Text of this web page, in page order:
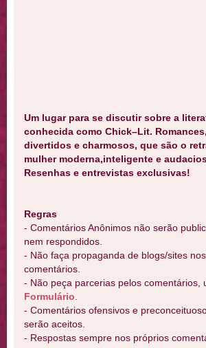
Um lugar para se discutir sobre a
conhecida como Chick–Lit.
divertidos e charmosos, que são o
mulher moderna,inteligente e
Resenhas e entrevistas exclusivas!
Regras
- Comentários Anônimos não serão
nem respondidos.
- Não faça propaganda de blogs/sites nos
comentários.
- Não peça parcerias pelos comentários,
Formulário
- Comentários ofensivos e
serão aceitos.
- Respostas sempre nos próprios